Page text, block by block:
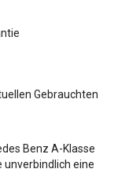
Gebrauchten
Benz A-Klasse
unverbindlich eine